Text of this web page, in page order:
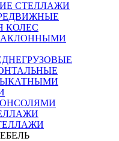
СТЕЛЛАЖИ
КОЛЕС